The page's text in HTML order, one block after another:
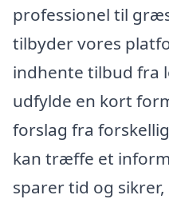
professionel til
tilbyder vores
indhente tilbud fra
udfylde en kort
forslag fra
kan træffe et
sparer tid og